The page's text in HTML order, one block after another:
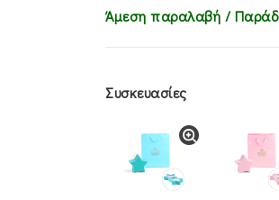
Άμεση παραλαβή /
Συσκευασίες